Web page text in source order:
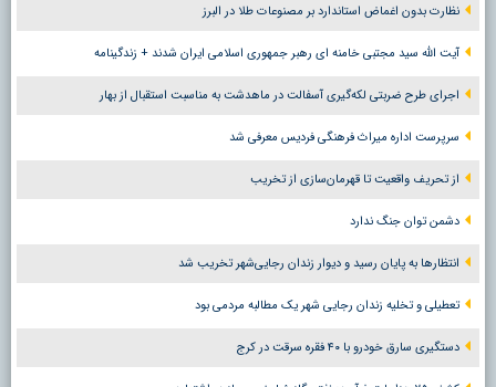
نظارت بدون اغماض استاندارد بر مصنوعات طلا در البرز
آیت الله سید مجتبی خامنه ای رهبر جمهوری اسلامی ایران شدند + زندگینامه
اجرای طرح ضربتی لکه‌گیری آسفالت در ماهدشت به مناسبت استقبال از بهار
سرپرست اداره میراث فرهنگی فردیس معرفی شد
از تحریف واقعیت تا قهرمان‌سازی از تخریب
دشمن توان جنگ ندارد
انتظارها به پایان رسید و دیوار زندان رجایی‌شهر تخریب شد
تعطیلی و تخلیه زندان رجایی شهر یک مطالبه مردمی بود
دستگیری سارق خودرو با ۴۰ فقره سرقت در کرج